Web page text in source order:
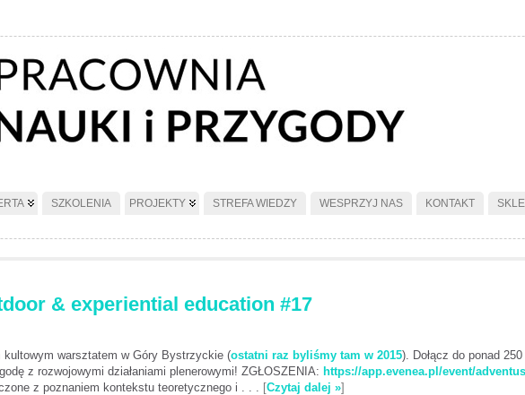
SZKOLENIA PROJEKTY STREFA WIEDZY WESPRZYJ NAS KONTAKT
& experiential education #17
warsztatem w Góry Bystrzyckie (ostatni raz byliśmy tam w 2015). Dołącz do ponad
z rozwojowymi działaniami plenerowymi! ZGŁOSZENIA: https://app.evenea.pl/event/
z poznaniem kontekstu teoretycznego i . . . [Czytaj dalej »]